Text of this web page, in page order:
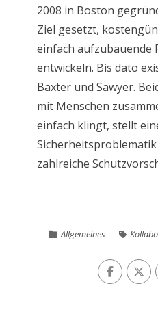
2008 in Boston
Ziel gesetzt,
einfach aufzubauende
entwickeln. Bis dato
Baxter und Sawyer.
mit Menschen
einfach klingt, stellt
zahlreiche
Allgemeines